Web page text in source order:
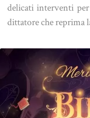
delicati interventi per
dittatore che reprima